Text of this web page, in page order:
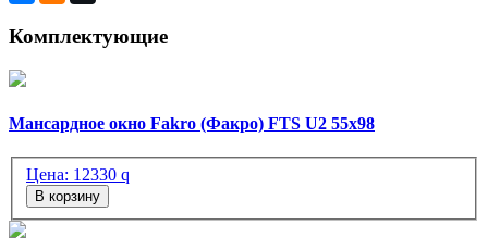
Комплектующие
Мансардное окно Fakro (Факро) FTS U2 55х98
Цена: 12330 q
В корзину